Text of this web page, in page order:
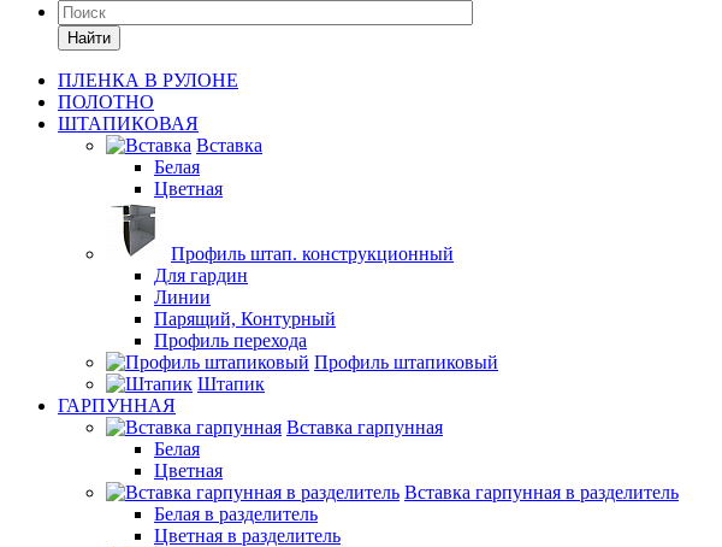
Найти
ПЛЕНКА В РУЛОНЕ
ПОЛОТНО
ШТАПИКОВАЯ
Вставка
Белая
Цветная
Профиль штап. конструкционный
Для гардин
Линии
Парящий, Контурный
Профиль перехода
Профиль штапиковый
Штапик
ГАРПУННАЯ
Вставка гарпунная
Белая
Цветная
Вставка гарпунная в разделитель
Белая в разделитель
Цветная в разделитель